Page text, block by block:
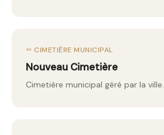
⚰️ CIMETIÈRE MUNICIPAL
Nouveau Cimetière
Cimetière municipal géré par la ville.